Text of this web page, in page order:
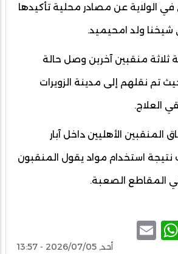
الولاية عن مصادر محلية تأكيدها
ولد امحيميد.
ثلاثة منقبين آخرين وصل حالة
تم نقلهم إلى مدينة الزويرات
العلاج.
المنقبين الأهليين داخل آبار
نتيجة استخدام مواد يقول المنقبون
المقاطع الصعبة.
WhatsApp
أحد, 2026/07/05 - 13:57